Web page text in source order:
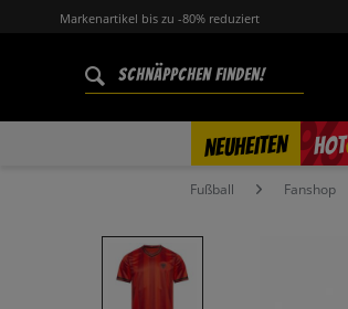
Markenartikel bis zu -80% reduziert
NEUHEITEN HOT
%
Fußball Fanshop